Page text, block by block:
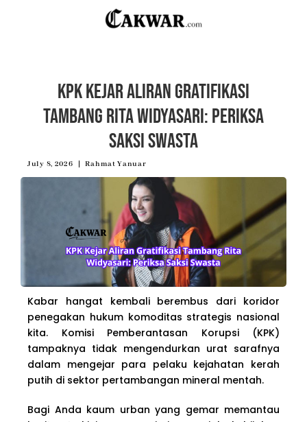
KPK Kejar Aliran Gratifikasi
Tambang Rita Widyasari: Periksa
Saksi Swasta
July 8, 2026 Rahmat Yanuar
Kabar hangat kembali berembus dari koridor
penegakan hukum komoditas strategis nasional
kita. Komisi Pemberantasan Korupsi (KPK)
tampaknya tidak mengendurkan urat sarafnya
dalam mengejar para pelaku kejahatan kerah
putih di sektor pertambangan mineral mentah.
Bagi Anda kaum urban yang gemar memantau